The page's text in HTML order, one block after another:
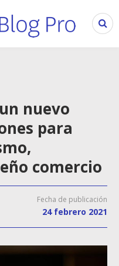
nuevo
para
comercio
Fecha de publicación
24 febrero 2021